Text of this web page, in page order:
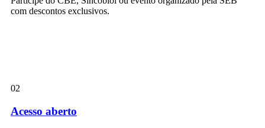
com descontos exclusivos.
02
Acesso aberto